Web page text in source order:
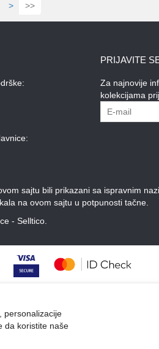
> >>
PRIJAVITE
Za najnovije
kolekcijama
sajtu bili prikazani sa ispravnim
na ovom sajtu u potpunosti tačne.
- Selltico.
personalizacije
da koristite naše